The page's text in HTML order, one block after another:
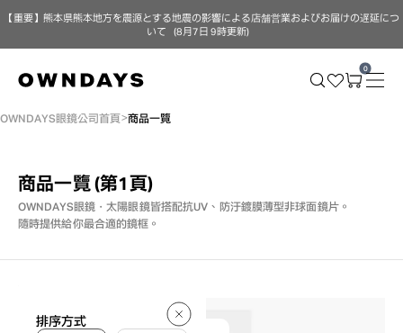
【重要】熊本県熊本地方を震源とする地震の影響による店舗営業およびお届けの遅延につ
いて（8月7日 9時更新）
0
OWNDAYS眼鏡公司首頁 商品一覽
商品一覽 (第1頁)
OWNDAYS眼鏡・太陽眼鏡皆搭配抗UV、防汙鍍膜薄型非球面鏡片。
隨時提供給你最合適的鏡框。
排序方式